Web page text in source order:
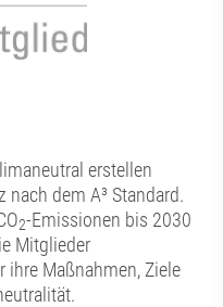
erstellen
dem A³ Standard.
2-Emissionen bis 2030
Mitglieder
Maßnahmen, Ziele